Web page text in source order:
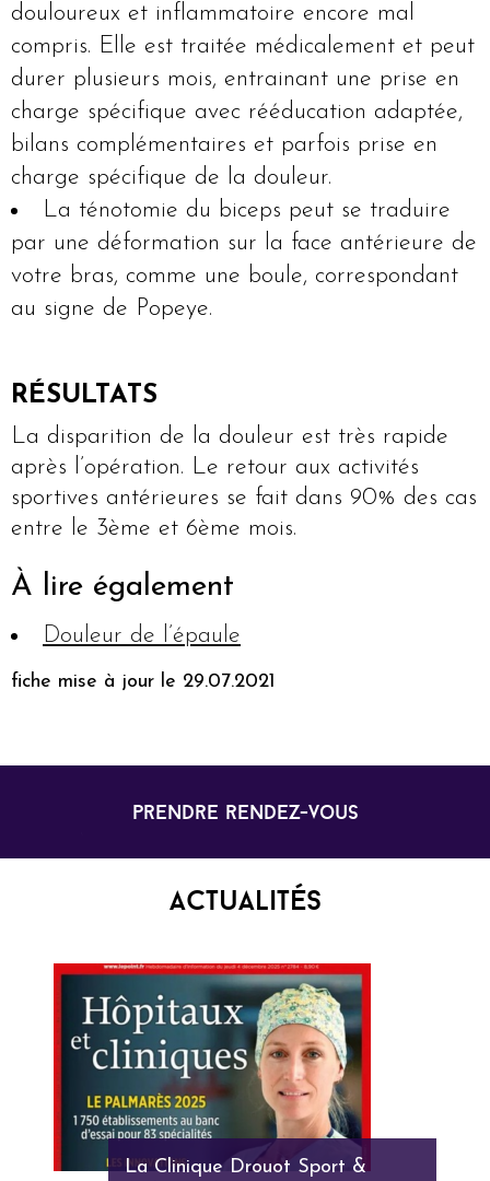
douloureux et inflammatoire encore mal
compris. Elle est traitée médicalement et peut
durer plusieurs mois, entrainant une prise en
charge spécifique avec rééducation adaptée,
bilans complémentaires et parfois prise en
charge spécifique de la douleur.
La ténotomie du biceps peut se traduire
par une déformation sur la face antérieure de
votre bras, comme une boule, correspondant
au signe de Popeye.
RÉSULTATS
La disparition de la douleur est très rapide
après l’opération. Le retour aux activités
sportives antérieures se fait dans 90% des cas
entre le 3ème et 6ème mois.
À lire également
Douleur de l’épaule
fiche mise à jour le 29.07.2021
prendre rendez-vous
Actualités
La Clinique Drouot Sport &